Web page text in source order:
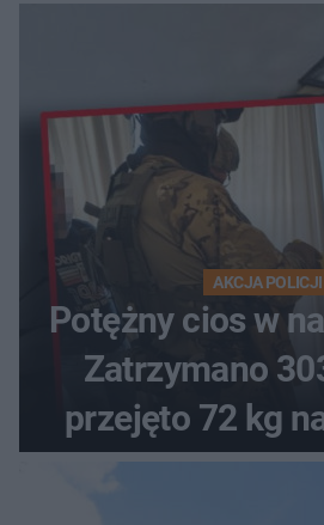
AKCJA POLICJI
Potężny cios w
Zatrzymano 303 osoby i
przejęto 72 kg